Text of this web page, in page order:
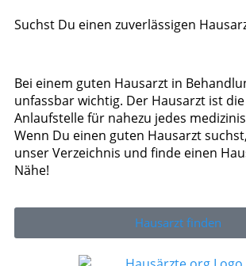
Suchst Du einen zuverlässigen
Bei einem guten Hausarzt in
unfassbar wichtig. Der Hausarzt ist
Anlaufstelle für nahezu jedes
Wenn Du einen guten Hausarzt
unser Verzeichnis und finde einen
Nähe!
Hausarzt finden